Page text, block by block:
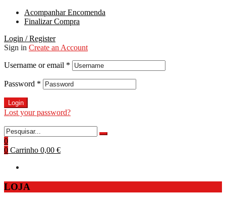
Acompanhar Encomenda
Finalizar Compra
Login / Register
Sign in Create an Account
Username or email *
Password *
Login
Lost your password?
0
0 Carrinho 0,00 €
LOJA